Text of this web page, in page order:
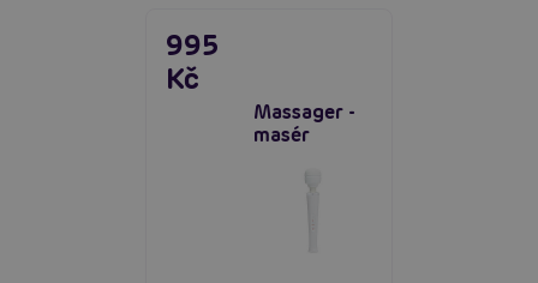
Massager -
masér
995
Kč